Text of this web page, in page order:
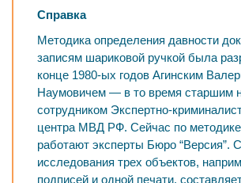
Справка
Методика определения давности
записям шариковой ручкой была
конце 1980-ых годов Агинским
Наумовичем — в то время старшим
сотрудником Экспертно-
центра МВД РФ. Сейчас по методике
работают эксперты Бюро “Версия”.
исследования трех объектов,
подписей и одной печати,